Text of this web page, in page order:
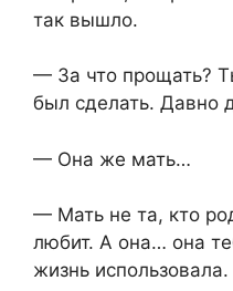
так вышло.
— За что прощать?
был сделать. Давно
— Она же мать…
— Мать не та, кто
любит. А она… она
жизнь использовала.